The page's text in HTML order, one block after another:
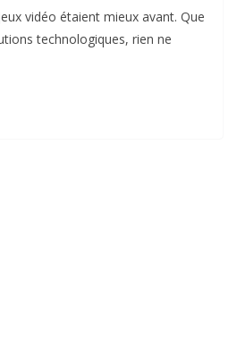
vidéo étaient mieux avant. Que
technologiques, rien ne